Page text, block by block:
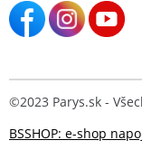
©2023 Parys.sk -
BSSHOP: e-shop